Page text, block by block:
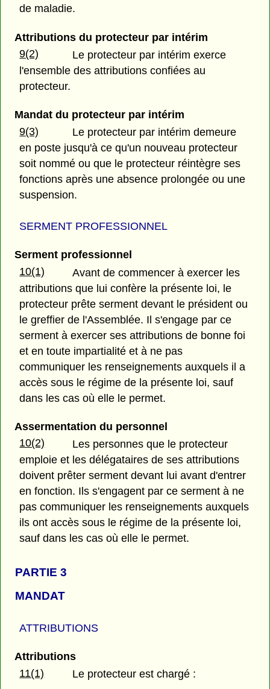
de maladie.
Attributions du protecteur par intérim
9(2)
Le protecteur par intérim exerce
l'ensemble des attributions confiées au
protecteur.
Mandat du protecteur par intérim
9(3)
Le protecteur par intérim demeure
en poste jusqu'à ce qu'un nouveau protecteur
soit nommé ou que le protecteur réintègre ses
fonctions après une absence prolongée ou une
suspension.
SERMENT PROFESSIONNEL
Serment professionnel
10(1)
Avant de commencer à exercer les
attributions que lui confère la présente loi, le
protecteur prête serment devant le président ou
le greffier de l'Assemblée. Il s'engage par ce
serment à exercer ses attributions de bonne foi
et en toute impartialité et à ne pas
communiquer les renseignements auxquels il a
accès sous le régime de la présente loi, sauf
dans les cas où elle le permet.
Assermentation du personnel
10(2)
Les personnes que le protecteur
emploie et les délégataires de ses attributions
doivent prêter serment devant lui avant d'entrer
en fonction. Ils s'engagent par ce serment à ne
pas communiquer les renseignements auxquels
ils ont accès sous le régime de la présente loi,
sauf dans les cas où elle le permet.
PARTIE 3
MANDAT
ATTRIBUTIONS
Attributions
11(1)
Le protecteur est chargé :